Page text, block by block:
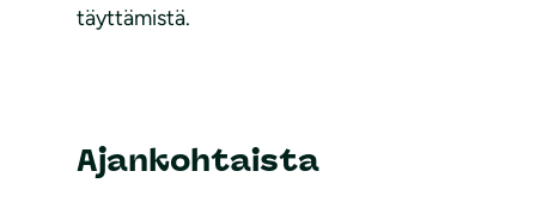
täyttämistä.
Ajankohtaista